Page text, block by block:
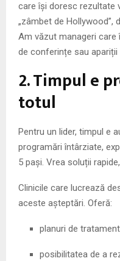
care își doresc rezultate
„zâmbet de Hollywood”,
Am văzut manageri care
de conferințe sau apariții
2. Timpul e
totul
Pentru un lider, timpul e
programări întârziate,
5 pași. Vrea soluții
Clinicile care lucrează
aceste așteptări. Oferă:
planuri de
posibilitatea de a